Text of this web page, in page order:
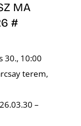
MA
#
30., 10:00
terem,
–